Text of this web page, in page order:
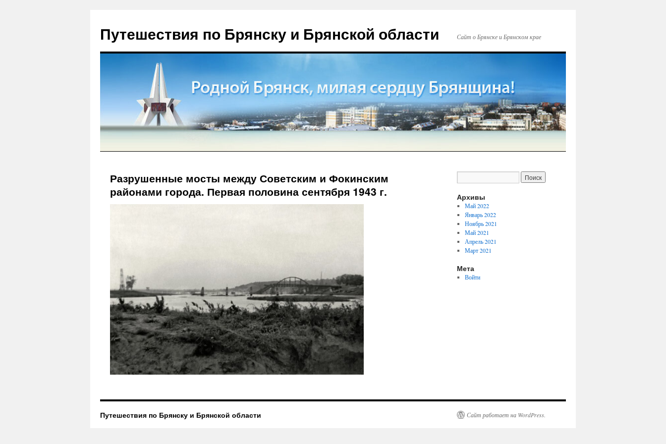
Путешествия по Брянску и Брянской области Сайт о Брянске и Брянском крае
Разрушенные мосты между Советским и Фокинским
районами города. Первая половина сентября 1943 г.
Архивы
Май 2022
Январь 2022
Ноябрь 2021
Май 2021
Апрель 2021
Март 2021
Мета
Войти
Путешествия по Брянску и Брянской области Сайт работает на WordPress.